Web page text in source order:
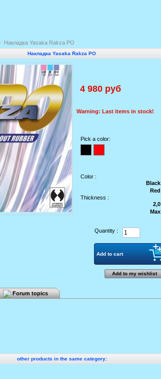
Накладка Yasaka Rakza PO
Накладка Yasaka Rakza PO
4 980 руб
Warning: Last items in stock!
Pick a color:
Color :
Black
Red
Thickness :
2,0
Max
Quantity :
Add to my wishlist
Forum topics
other products in the same category: